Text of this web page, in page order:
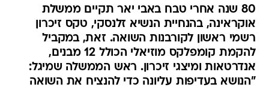
80 שנה אחרי טבח באבי יאר תקיים ממשלת
אוקראינה, בהנחיית הנשיא זלנסקי, טקס זיכרון
רשמי ראשון לקורבנות השואה. זאת, במקביל
להקמת קומפלקס מוזיאלי הכולל 12 מבנים,
אנדרטאות ומיצגי זיכרון. ראש הממשלה שמיגל:
"הנושא בעדיפות עליונה כדי להנציח את השואה